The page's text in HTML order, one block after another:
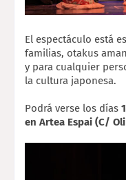
El espectáculo está
familias, otakus
y para cualquier
la cultura japonesa.
Podrá verse los días
en Artea Espai (C/